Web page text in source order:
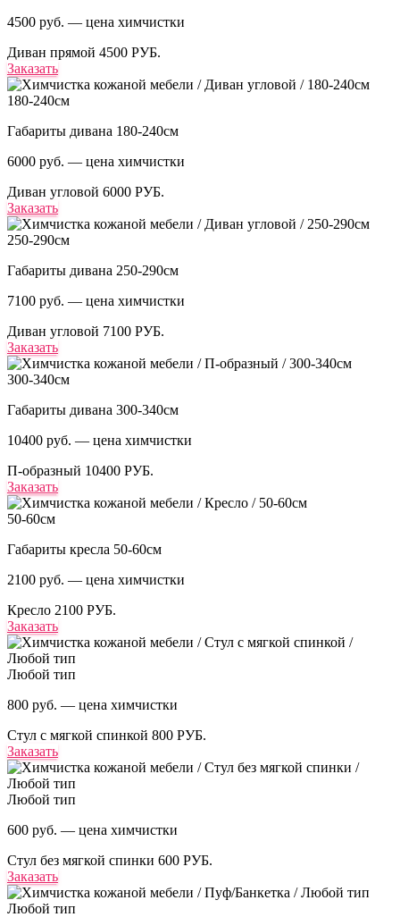
4500 руб. — цена химчистки
Диван прямой 4500 РУБ.
Заказать
180-240см
Габариты дивана 180-240см
6000 руб. — цена химчистки
Диван угловой 6000 РУБ.
Заказать
250-290см
Габариты дивана 250-290см
7100 руб. — цена химчистки
Диван угловой 7100 РУБ.
Заказать
300-340см
Габариты дивана 300-340см
10400 руб. — цена химчистки
П-образный 10400 РУБ.
Заказать
50-60см
Габариты кресла 50-60см
2100 руб. — цена химчистки
Кресло 2100 РУБ.
Заказать
Любой тип
800 руб. — цена химчистки
Стул с мягкой спинкой 800 РУБ.
Заказать
Любой тип
600 руб. — цена химчистки
Стул без мягкой спинки 600 РУБ.
Заказать
Любой тип